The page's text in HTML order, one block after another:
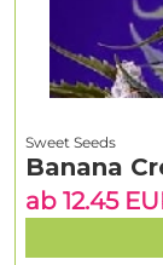
Sweet Seeds
Banana
ab 12.45